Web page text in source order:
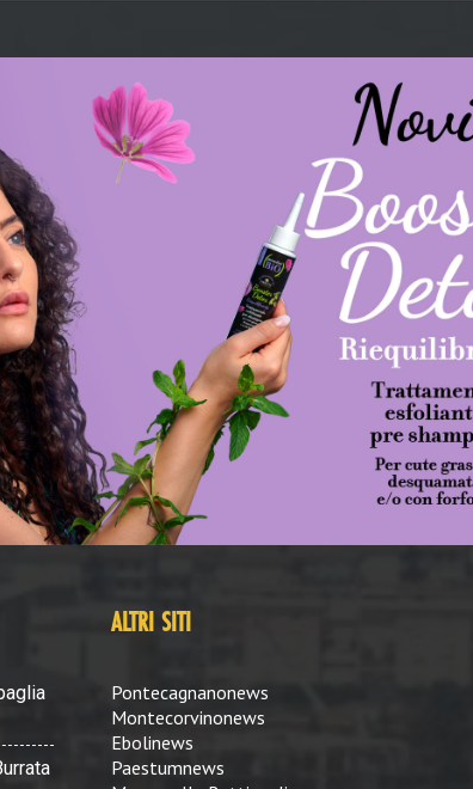
ALTRI SITI
Pontecagnanonews
Montecorvinonews
Ebolinews
Paestumnews